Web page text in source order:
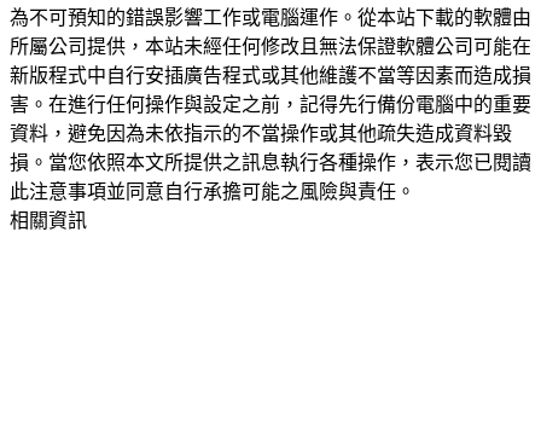
為不可預知的錯誤影響工作或電腦運作。從本站下載的軟體由
所屬公司提供，本站未經任何修改且無法保證軟體公司可能在
新版程式中自行安插廣告程式或其他維護不當等因素而造成損
害。在進行任何操作與設定之前，記得先行備份電腦中的重要
資料，避免因為未依指示的不當操作或其他疏失造成資料毀
損。當您依照本文所提供之訊息執行各種操作，表示您已閱讀
此注意事項並同意自行承擔可能之風險與責任。
相關資訊